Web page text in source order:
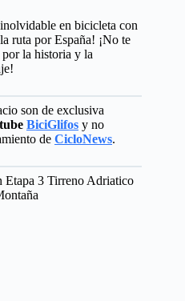
en bicicleta con
ruta por España! ¡No te
la historia y la
son de exclusiva
BiciGlifos y no
de CicloNews.
Etapa 3 Tirreno Adriatico